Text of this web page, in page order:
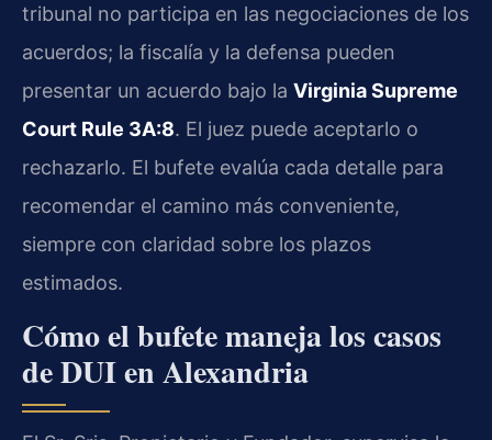
tribunal no participa en las negociaciones de los
acuerdos; la fiscalía y la defensa pueden
presentar un acuerdo bajo la Virginia Supreme
Court Rule 3A:8. El juez puede aceptarlo o
rechazarlo. El bufete evalúa cada detalle para
recomendar el camino más conveniente,
siempre con claridad sobre los plazos
estimados.
Cómo el bufete maneja los casos
de DUI en Alexandria